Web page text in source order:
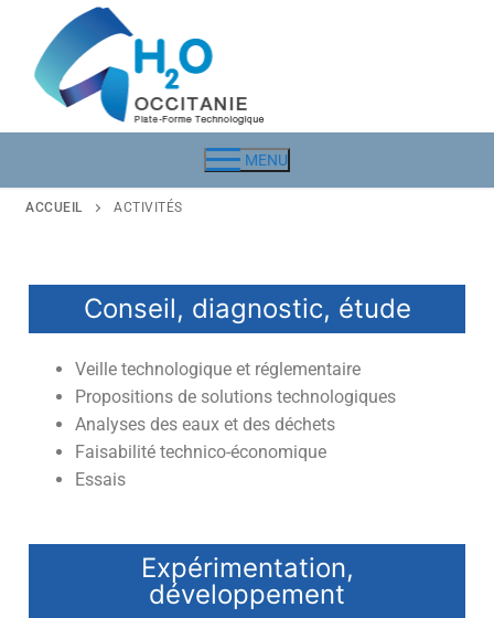
MENU
ACCUEIL ACTIVITÉS
Conseil, diagnostic, étude
Veille technologique et réglementaire
Propositions de solutions technologiques
Analyses des eaux et des déchets
Faisabilité technico-économique
Essais
Expérimentation,
développement